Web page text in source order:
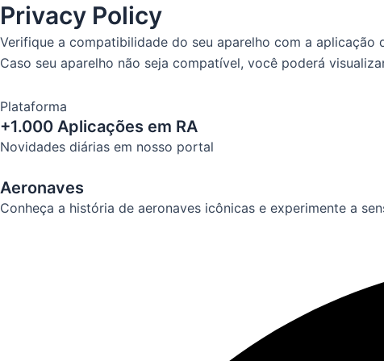
Privacy Policy
Verifique a compatibilidade do seu aparelho com a aplicação
Caso seu aparelho não seja compatível, você poderá
Plataforma
+1.000 Aplicações em RA
Novidades diárias em nosso portal
Aeronaves
Conheça a história de aeronaves icônicas e experimente a